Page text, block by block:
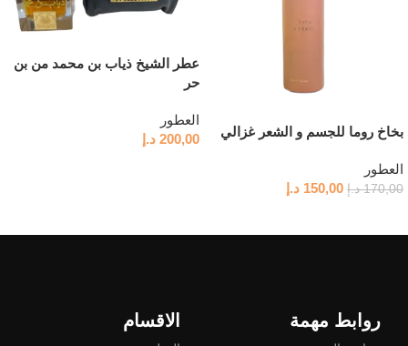
بخاخ روما للجسم و الشعر غزالي
العطور
170,00 د.إ 150,00 د.إ
عطر الشيخ ذياب بن محمد من بن
حر
العطور
200,00 د.إ
روابط مهمة الاقسام